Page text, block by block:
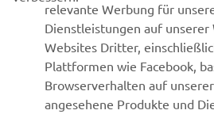
MEHR YAMAHA
SUPPORT
relevante Werbung für
Dienstleistungen auf unserer
Websites Dritter,
Plattformen wie Facebook,
Browserverhalten auf
angesehene Produkte und